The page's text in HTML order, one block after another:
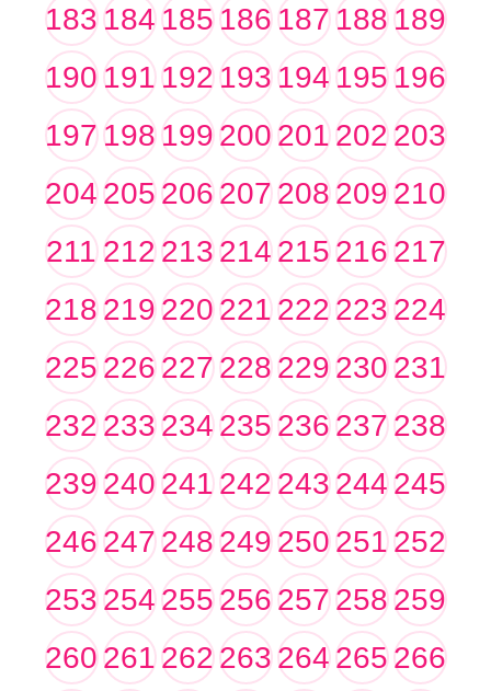
183184185186187188189
190191192193194195196
197198199200201202203
204205206207208209210
211212213214215216217
218219220221222223224
225226227228229230231
232233234235236237238
239240241242243244245
246247248249250251252
253254255256257258259
260261262263264265266